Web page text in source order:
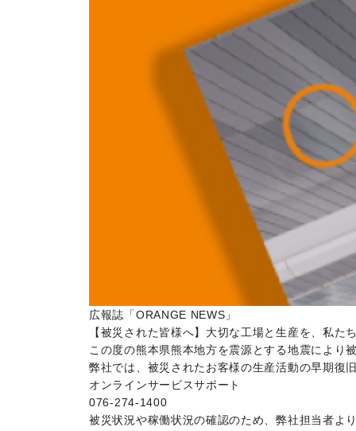
広報誌「ORANGE NEWS」
【被災された皆様へ】大切な工場と生産を、私た
この度の熊本県熊本地方を震源とする地震により
弊社では、被災されたお客様の生産活動の早期復
オンラインサービスサポート
076-274-1400
被災状況や稼働状況の確認のため、弊社担当者よ